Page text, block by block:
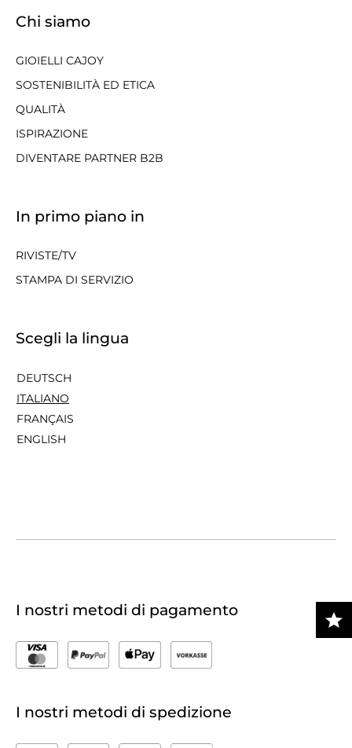
Chi siamo
GIOIELLI CAJOY
SOSTENIBILITÀ ED ETICA
QUALITÀ
ISPIRAZIONE
DIVENTARE PARTNER B2B
In primo piano in
RIVISTE/TV
STAMPA DI SERVIZIO
Scegli la lingua
DEUTSCH
ITALIANO
FRANÇAIS
ENGLISH
I nostri metodi di pagamento
I nostri metodi di spedizione